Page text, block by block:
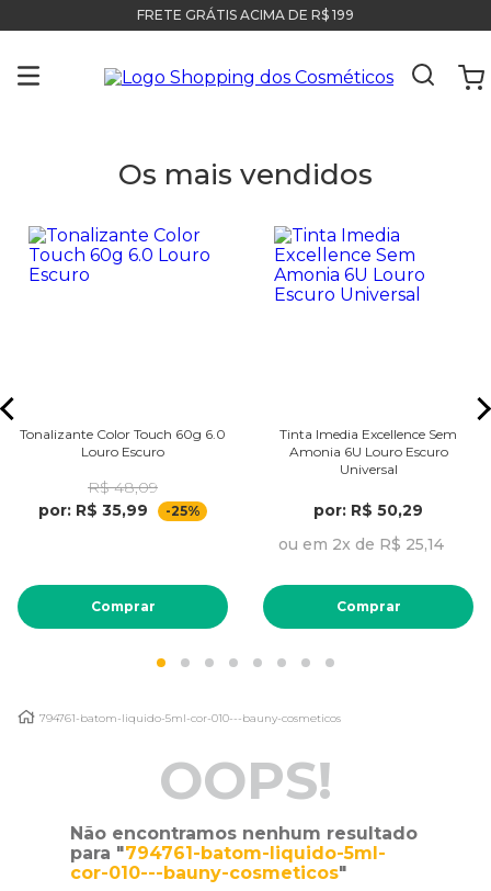
FRETE GRÁTIS ACIMA DE R$ 199
Os mais vendidos
Tonalizante Color Touch 60g 6.0
Louro Escuro
R$ 48,09
por: R$ 35,99
-25%
Comprar
Tinta Imedia Excellence Sem
Amonia 6U Louro Escuro
Universal
por: R$ 50,29
ou em 2x de R$ 25,14
Comprar
794761-batom-liquido-5ml-cor-010---bauny-cosmeticos
OOPS!
Não encontramos nenhum resultado
para "794761-batom-liquido-5ml-
cor-010---bauny-cosmeticos"